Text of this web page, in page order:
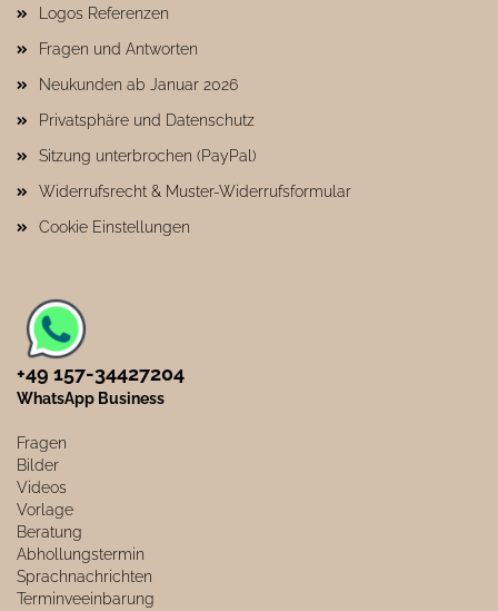
Logos Referenzen
Fragen und Antworten
Neukunden ab Januar 2026
Privatsphäre und Datenschutz
Sitzung unterbrochen (PayPal)
Widerrufsrecht & Muster-Widerrufsformular
Cookie Einstellungen
+49 157-34427204​
WhatsApp Business
Fragen
Bilder
Videos
Vorlage
Beratung
Abhollungstermin
Sprachnachrichten
Terminveeinbarung